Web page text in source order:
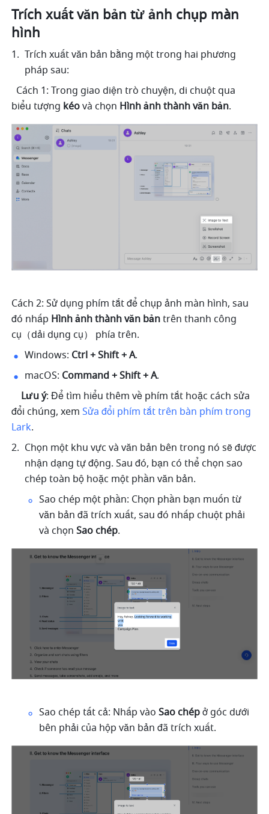
Trích xuất văn bản từ ảnh chụp màn
hình
Trích xuất văn bản bằng một trong hai phương
pháp sau:
biểu tượng kéo và chọn Hình ảnh thành văn bản.
Cách 2: Sử dụng phím tắt để chụp ảnh màn hình, sau
đó nhấp Hình ảnh thành văn bản trên thanh công
cụ（dải dụng cụ） phía trên.
Windows: Ctrl + Shift + A.
macOS: Command + Shift + A.
Lưu ý: Để tìm hiểu thêm về phím tắt hoặc cách sửa
đổi chúng, xem Sửa đổi phím tắt trên bàn phím trong
Lark.
Chọn một khu vực và văn bản bên trong nó sẽ được
nhận dạng tự động. Sau đó, bạn có thể chọn sao
chép toàn bộ hoặc một phần văn bản.
Sao chép một phần: Chọn phần bạn muốn từ
văn bản đã trích xuất, sau đó nhấp chuột phải
và chọn Sao chép.
Sao chép tất cả: Nhấp vào Sao chép ở góc dưới
bên phải của hộp văn bản đã trích xuất.